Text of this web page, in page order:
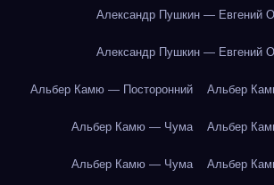
Александр Пушкин — Евгений
Александр Пушкин — Евгений
Альбер Камю — Посторонний Альбер
Альбер Камю — Чума Альбер
Альбер Камю — Чума Альбер